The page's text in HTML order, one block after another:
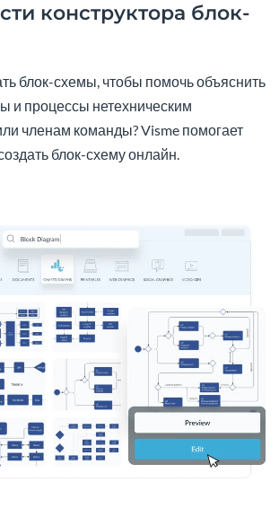
конструктора блок-
блок-схемы, чтобы помочь объяснить
и процессы нетехническим
членам команды? Visme помогает
блок-схему онлайн.